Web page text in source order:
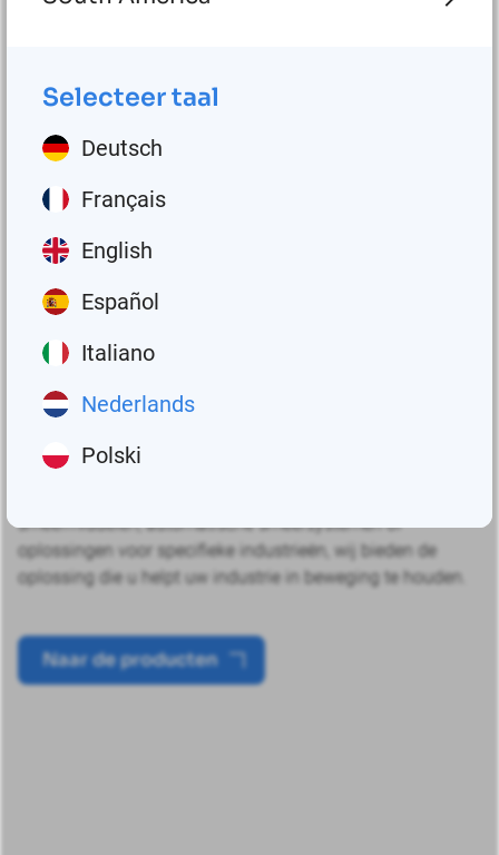
Selecteer taal
Deutsch
Français
English
Español
Italiano
Nederlands
Polski
Automatische smeersystemen
Smering is van vitaal belang voor machineonderdelen
zoals lagers, pennen, bussen, tandwielen of kettingen. Ze
hebben allemaal smering nodig om uw apparatuur
smeermiddelen, automatische smeersystemen of
oplossingen voor specifieke industrieën, wij bieden de
oplossing die u helpt uw industrie in beweging te houden.
Naar de producten